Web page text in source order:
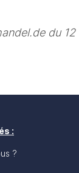
du
:
?